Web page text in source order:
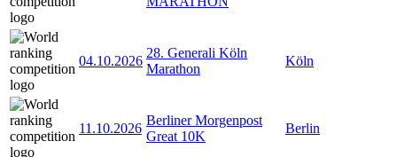
04.10.2026
28. Generali Köln
Marathon
Köln
11.10.2026
Berliner Morgenpost
Great 10K
Berlin